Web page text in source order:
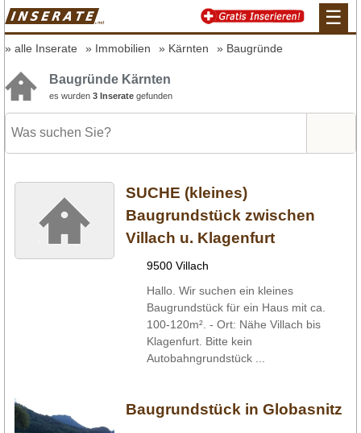
☰
alle Inserate Immobilien Kärnten Baugründe
Baugründe Kärnten
es wurden 3 Inserate gefunden
SUCHE (kleines)
Baugrundstück zwischen
Villach u. Klagenfurt
9500 Villach
Hallo. Wir suchen ein kleines
Baugrundstück für ein Haus mit ca.
100-120m². - Ort: Nähe Villach bis
Klagenfurt. Bitte kein
Autobahngrundstück ...
Baugrundstück in Globasnitz